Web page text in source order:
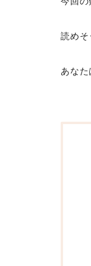
読めそ
あなた